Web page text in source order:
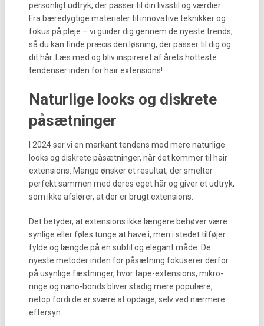
personligt udtryk, der passer til din livsstil og værdier.
Fra bæredygtige materialer til innovative teknikker og
fokus på pleje – vi guider dig gennem de nyeste trends,
så du kan finde præcis den løsning, der passer til dig og
dit hår. Læs med og bliv inspireret af årets hotteste
tendenser inden for hair extensions!
Naturlige looks og diskrete
påsætninger
I 2024 ser vi en markant tendens mod mere naturlige
looks og diskrete påsætninger, når det kommer til hair
extensions. Mange ønsker et resultat, der smelter
perfekt sammen med deres eget hår og giver et udtryk,
som ikke afslører, at der er brugt extensions.
Det betyder, at extensions ikke længere behøver være
synlige eller føles tunge at have i, men i stedet tilføjer
fylde og længde på en subtil og elegant måde. De
nyeste metoder inden for påsætning fokuserer derfor
på usynlige fæstninger, hvor tape-extensions, mikro-
ringe og nano-bonds bliver stadig mere populære,
netop fordi de er svære at opdage, selv ved nærmere
eftersyn.